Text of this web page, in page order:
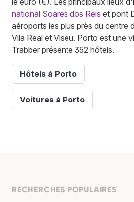
le euro (€). Les principaux lieux
national Soares dos Reis et pont
aéroports les plus près du centre
Vila Real et Viseu. Porto est une
Trabber présente 352 hôtels.
Hôtels à Porto
Voitures à Porto
RECHERCHES POPULAIRES